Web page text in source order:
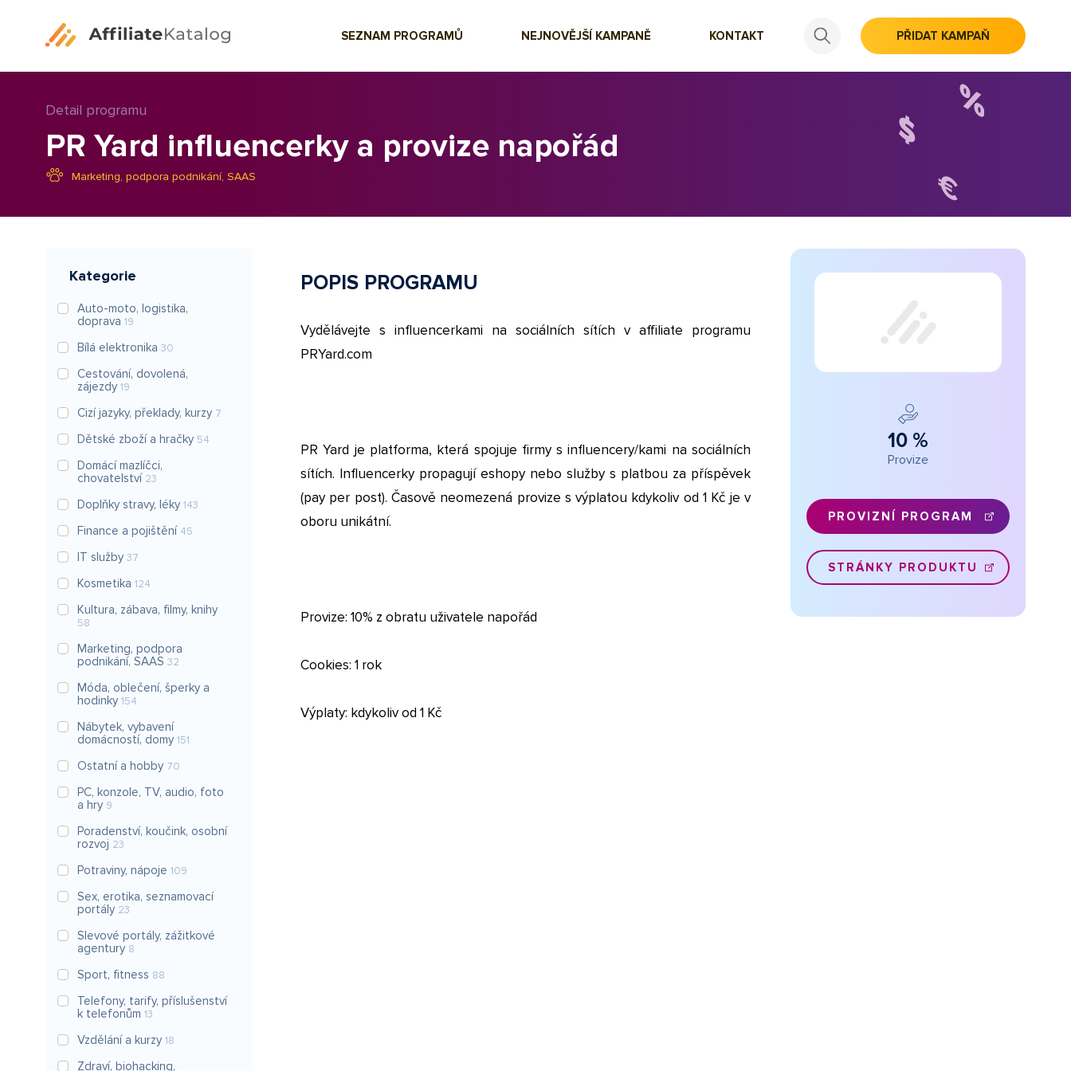
SEZNAM PROGRAMŮ NEJNOVĚJŠÍ KAMPANĚ KONTAKT PŘIDAT KAMPAŇ
Detail programu
PR Yard influencerky a provize napořád
Marketing, podpora podnikání, SAAS
Kategorie
Auto-moto, logistika,
doprava 19
Bílá elektronika 30
Cestování, dovolená,
zájezdy 19
Cizí jazyky, překlady, kurzy 7
Dětské zboží a hračky 54
Domácí mazlíčci,
chovatelství 23
Doplňky stravy, léky 143
Finance a pojištění 45
IT služby 37
Kosmetika 124
Kultura, zábava, filmy, knihy
58
Marketing, podpora
podnikání, SAAS 32
Móda, oblečení, šperky a
hodinky 154
Nábytek, vybavení
domácností, domy 151
Ostatní a hobby 70
PC, konzole, TV, audio, foto
a hry 9
Poradenství, koučink, osobní
rozvoj 23
Potraviny, nápoje 109
Sex, erotika, seznamovací
portály 23
Slevové portály, zážitkové
agentury 8
Sport, fitness 88
Telefony, tarify, příslušenství
k telefonům 13
Vzdělání a kurzy 18
Zdraví, biohacking,
POPIS PROGRAMU
Vydělávejte s influencerkami na sociálních sítích v affiliate programu
PRYard.com
PR Yard je platforma, která spojuje firmy s influencery/kami na sociálních
sítích. Influencerky propagují eshopy nebo služby s platbou za příspěvek
(pay per post). Časově neomezená provize s výplatou kdykoliv od 1 Kč je v
oboru unikátní.
Provize: 10% z obratu uživatele napořád
Cookies: 1 rok
Výplaty: kdykoliv od 1 Kč
10 %
Provize
PROVIZNÍ PROGRAM
STRÁNKY PRODUKTU